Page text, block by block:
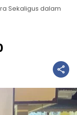
Sekaligus dalam